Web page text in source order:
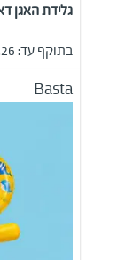
גלידת האגן דאז 1 ב- 29 ש"ח 2 ב-
בתוקף עד: 31.08.26
Basta